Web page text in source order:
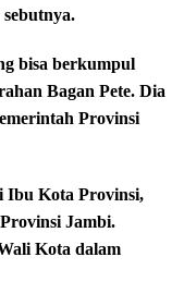
bisa berkumpul
Bagan Pete. Dia
Provinsi
Ibu Kota Provinsi,
Jambi.
Kota dalam